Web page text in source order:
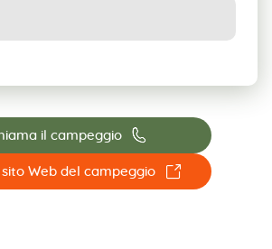
il campeggio 📞
sito Web del campeggio ☐